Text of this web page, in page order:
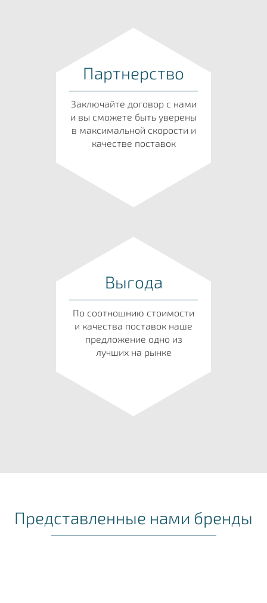
Партнерство
Заключайте договор с нами
и вы сможете быть уверены
в максимальной скорости и
качестве поставок
Выгода
По соотношнию стоимости
и качества поставок наше
предложение одно из
лучших на рынке
Представленные нами бренды